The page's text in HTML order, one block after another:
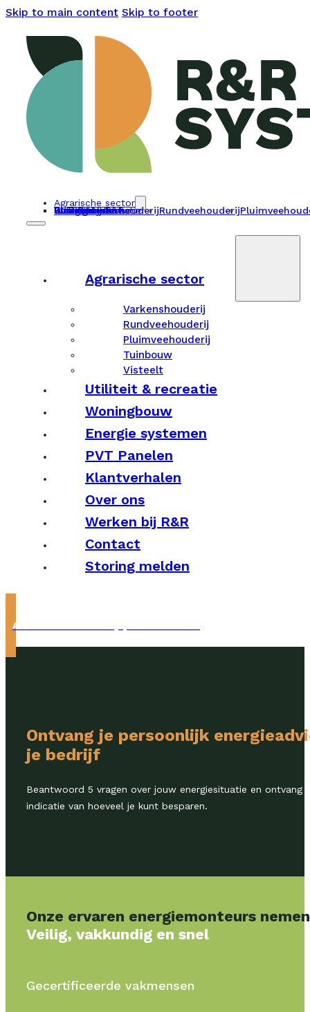
Skip to main content Skip to footer
Agrarische sector
VarkenshouderijRundveehouderij
Utiliteit & recreatie
Woningbouw
Energie systemen
PVT Panelen
Klantverhalen
Over ons
Werken bij R&R
Contact
Storing melden
Agrarische sector
Varkenshouderij
Rundveehouderij
Pluimveehouderij
Tuinbouw
Visteelt
Utiliteit & recreatie
Woningbouw
Energie systemen
PVT Panelen
Klantverhalen
Over ons
Werken bij R&R
Contact
Storing melden
ADVIES NODIG? BEL (0)492 - 32 24 37
Ontvang je persoonlijk
je bedrijf
Beantwoord 5 vragen over jouw energiesituatie en ontvang
indicatie van hoeveel je kunt besparen.
Onze ervaren energiemonteurs
Veilig, vakkundig en snel
Gecertificeerde vakmensen